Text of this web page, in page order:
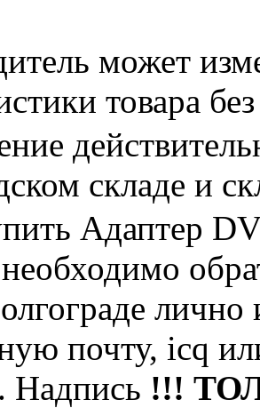
может
товара
складе и
Адаптер
лично
почту, icq
Надпись !!!